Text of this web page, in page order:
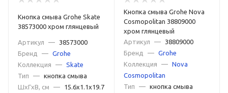
Кнопка смыва Grohe Skate
38573000 хром глянцевый
Артикул —
38573000
Бренд
— Grohe
Коллекция
— Skate
Тип
— кнопка смыва
ШxГxВ, см
— 15.6x1.1x19.7
Кнопка смыва Grohe Nova
Cosmopolitan 38809000
хром глянцевый
Артикул
—
38809000
Бренд
—
Grohe
Коллекция
—
Nova
Cosmopolitan
Тип
—
кнопка смыва